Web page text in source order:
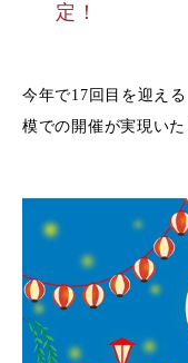
定！
今年で17回目を迎え
模での開催が実現いた